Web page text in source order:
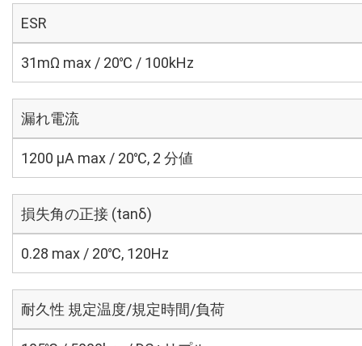
ESR
31mΩ max / 20℃ / 100kHz
漏れ電流
1200 μA max / 20℃, 2 分値
損失角の正接 (tanδ)
0.28 max / 20℃, 120Hz
耐久性 規定温度/規定時間/負荷